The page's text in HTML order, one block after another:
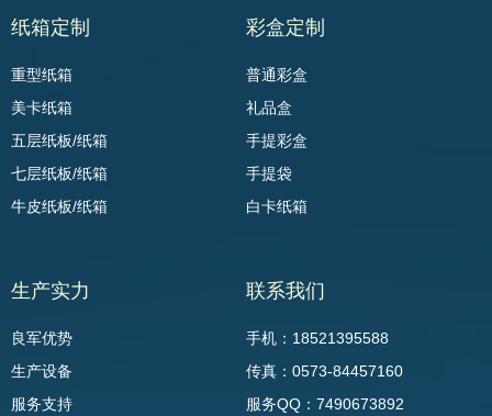
纸箱定制
重型纸箱
美卡纸箱
五层纸板/纸箱
七层纸板/纸箱
牛皮纸板/纸箱
彩盒定制
普通彩盒
礼品盒
手提彩盒
手提袋
白卡纸箱
生产实力
良军优势
生产设备
服务支持
联系我们
手机：18521395588
传真：0573-84457160
服务QQ：7490673892